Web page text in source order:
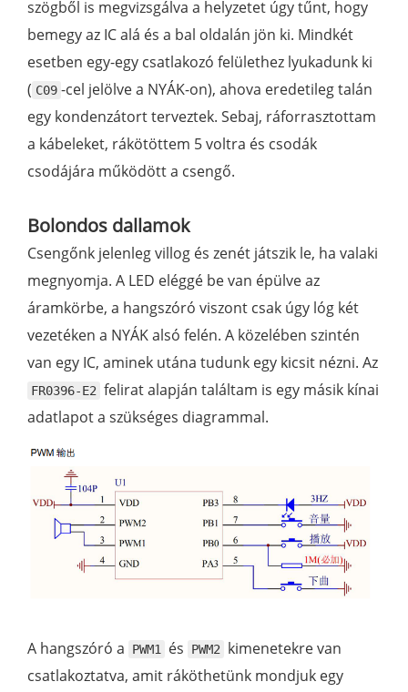
szögből is megvizsgálva a helyzetet úgy tűnt, hogy
bemegy az IC alá és a bal oldalán jön ki. Mindkét
esetben egy-egy csatlakozó felülethez lyukadunk ki
( C09 -cel jelölve a NYÁK-on), ahova eredetileg talán
egy kondenzátort terveztek. Sebaj, ráforrasztottam
a kábeleket, rákötöttem 5 voltra és csodák
csodájára működött a csengő.
Bolondos dallamok
Csengőnk jelenleg villog és zenét játszik le, ha valaki
megnyomja. A LED eléggé be van épülve az
áramkörbe, a hangszóró viszont csak úgy lóg két
vezetéken a NYÁK alsó felén. A közelében szintén
van egy IC, aminek utána tudunk egy kicsit nézni. Az
FR0396-E2 felirat alapján találtam is egy másik kínai
adatlapot a szükséges diagrammal.
A hangszóró a PWM1 és PWM2 kimenetekre van
csatlakoztatva, amit ráköthetünk mondjuk egy